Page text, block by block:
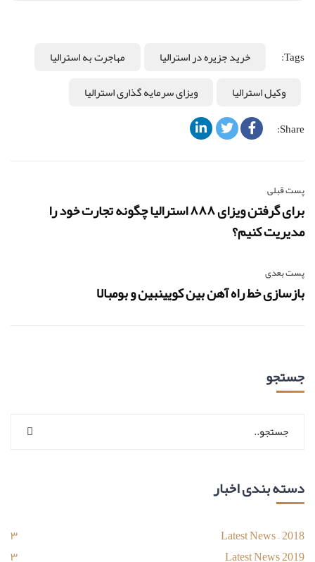
Tags: خرید جزیره در استرالیا
مهاجرت به استرالیا
وکیل استرالیا
ویزای سرمایه گذاری استرالیا
Share:
پست قبلی
برای گرفتن ویزای ۸۸۸ استرالیا چگونه تجارت خود را
مدیریت کنیم؟
پست بعدی
بازسازی خط راه آهن بین کویینبین و بومبالا
جستجو
دسته بندی اخبار
Latest News – 2018
۳
Latest News 2019
۳